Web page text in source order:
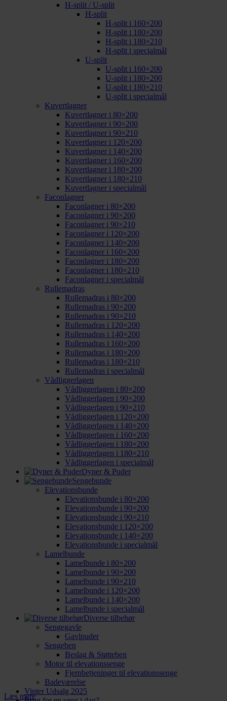
Læs mere
H-split / U-split
H-split
H-split i 160×200
H-split i 180×200
H-split i 180×210
H-split i specialmål
U-split
U-split i 160×200
U-split i 180×200
U-split i 180×210
U-split i specialmål
Kuvertlagner
Kuvertlagner i 80×200
Kuvertlagner i 90×200
Kuvertlagner i 90×210
Kuvertlagner i 120×200
Kuvertlagner i 140×200
Kuvertlagner i 160×200
Kuvertlagner i 180×200
Kuvertlagner i 180×210
Kuvertlagner i specialmål
Faconlagner
Faconlagner i 80×200
Faconlagner i 90×200
Faconlagner i 90×210
Faconlagner i 120×200
Faconlagner i 140×200
Faconlagner i 160×200
Faconlagner i 180×200
Faconlagner i 180×210
Faconlagner i specialmål
Rullemadras
Rullemadras i 80×200
Rullemadras i 90×200
Rullemadras i 90×210
Rullemadras i 120×200
Rullemadras i 140×200
Rullemadras i 160×200
Rullemadras i 180×200
Rullemadras i 180×210
Rullemadras i specialmål
Vådliggerlagen
Vådliggerlagen i 80×200
Vådliggerlagen i 90×200
Vådliggerlagen i 90×210
Vådliggerlagen i 120×200
Vådliggerlagen i 140×200
Vådliggerlagen i 160×200
Vådliggerlagen i 180×200
Vådliggerlagen i 180×210
Vådliggerlagen i specialmål
Dyner & Puder
Sengebunde
Elevationsbunde
Elevationsbunde i 80×200
Elevationsbunde i 90×200
Elevationsbunde i 90×210
Elevationsbunde i 120×200
Elevationsbunde i 140×200
Elevationsbunde i specialmål
Lamelbunde
Lamelbunde i 80×200
Lamelbunde i 90×200
Lamelbunde i 90×210
Lamelbunde i 120×200
Lamelbunde i 140×200
Lamelbunde i specialmål
Diverse tilbehør
Sengegavle
Gavlpuder
Sengeben
Beslag & Støtteben
Motor til elevationssenge
Fjernbetjeninger til elevationssenge
Badeværelse
Vinter Udsalg 2025